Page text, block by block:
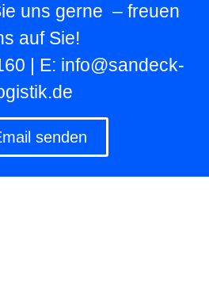
uns gerne – freuen
auf Sie!
| E: info@sandeck-
senden